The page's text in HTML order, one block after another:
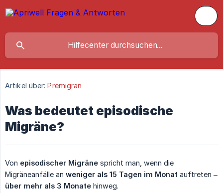
Artikel über: Premigran
Was bedeutet episodische
Migräne?
Von episodischer Migräne spricht man, wenn die
Migräneanfälle an weniger als 15 Tagen im Monat auftreten –
über mehr als 3 Monate hinweg.